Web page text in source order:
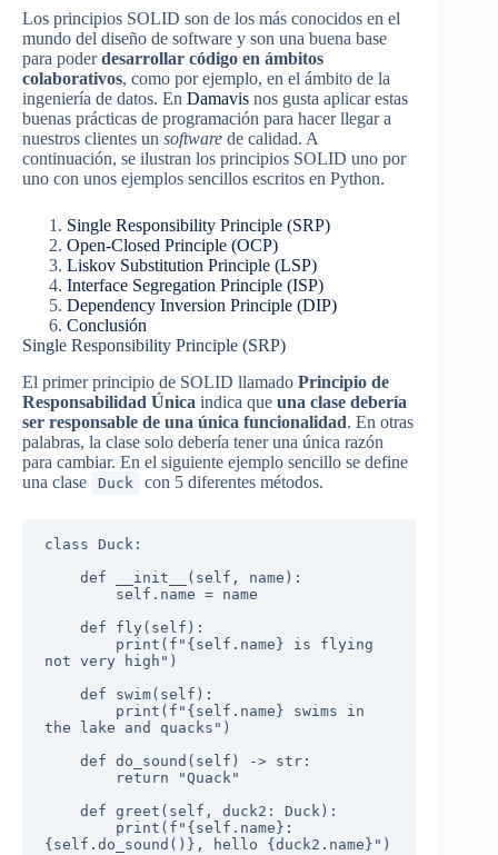
Los principios SOLID son de los más conocidos en el
mundo del diseño de software y son una buena base
para poderdesarrollar código en ámbitos
colaborativos, como por ejemplo, en el ámbito de la
ingeniería de datos. En Damavis nos gusta aplicar estas
buenas prácticas de programación para hacer llegar a
nuestros clientes un software de calidad. A
continuación, se ilustran los principios SOLID uno por
uno con unos ejemplos sencillos escritos en Python.
Single Responsibility Principle (SRP)
Open-Closed Principle (OCP)
Liskov Substitution Principle (LSP)
Interface Segregation Principle (ISP)
Dependency Inversion Principle (DIP)
Conclusión
Single Responsibility Principle (SRP)
El primer principio de SOLID llamado Principio de
Responsabilidad Única indica que una clase debería
ser responsable de una única funcionalidad. En otras
palabras, la clase solo debería tener una única razón
para cambiar. En el siguiente ejemplo sencillo se define
una clase
Duck con 5 diferentes métodos.
class Duck:
not very high")
the lake and quacks")
{self.do_sound()}, hello {duck2.name}")